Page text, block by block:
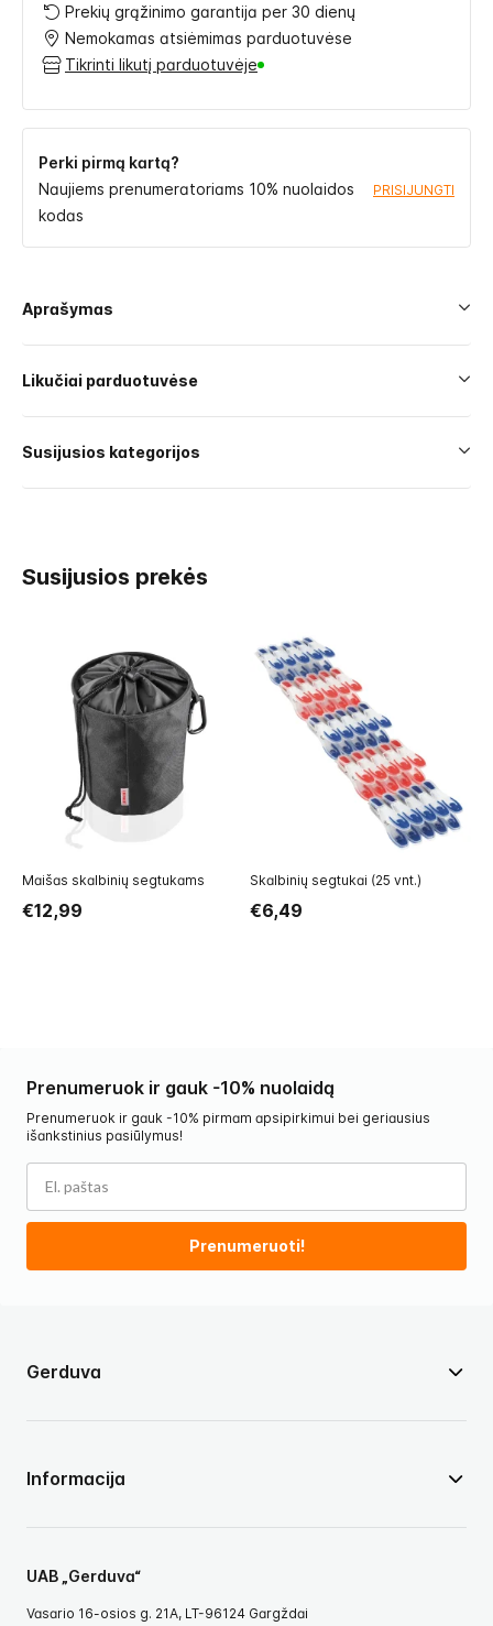
Prekių grąžinimo garantija per 30 dienų
Nemokamas atsiėmimas parduotuvėse
Tikrinti likutį parduotuvėje
Perki pirmą kartą?
Naujiems prenumeratoriams 10% nuolaidos
kodas
PRISIJUNGTI
Aprašymas
Likučiai parduotuvėse
Susijusios kategorijos
Susijusios prekės
Maišas skalbinių segtukams
€12,99
Skalbinių segtukai (25 vnt.)
€6,49
UAB „Gerduva“
Vasario 16-osios g. 21A, LT-96124 Gargždai
Gerduva
Informacija
Prenumeruok ir gauk -10% nuolaidą
Prenumeruok ir gauk -10% pirmam apsipirkimui bei geriausius
išankstinius pasiūlymus!
Prenumeruoti!